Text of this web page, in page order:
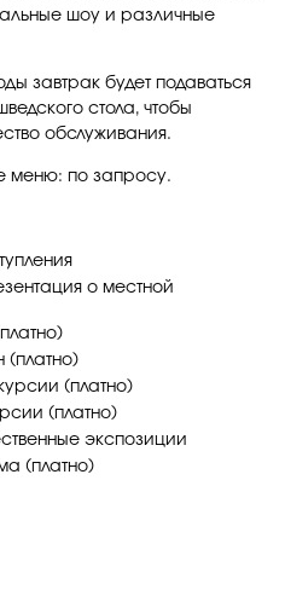
шоу и различные
завтрак будет подаваться
стола, чтобы
обслуживания.
меню: по запросу.
о местной
(платно)
(платно)
(платно)
экспозиции
(платно)